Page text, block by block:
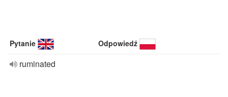
Pytanie Odpowiedź
ruminated